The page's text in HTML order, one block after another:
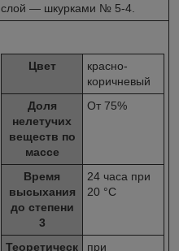
слой — шкурками № 5-4.
Цвет
красно-
коричневый
Доля
нелетучих
веществ по
массе
От 75%
Время
высыхания
до степени
3
24 часа при
20 °С
Теоретическ при